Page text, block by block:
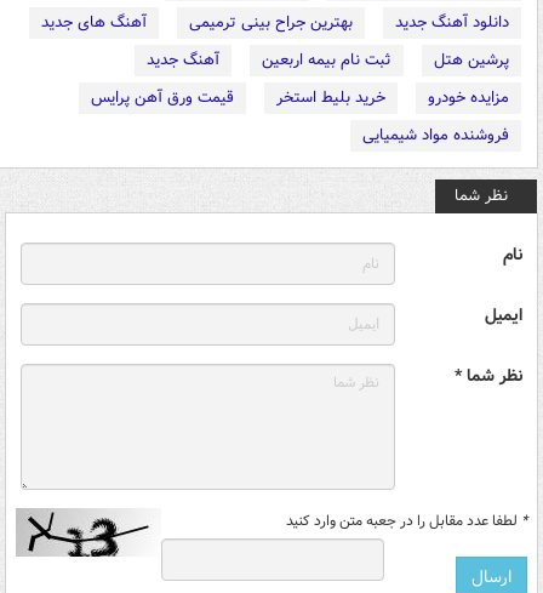
دانلود آهنگ جدید
بهترین جراح بینی ترمیمی
آهنگ های جدید
پرشین هتل
ثبت نام بیمه اربعین
آهنگ جدید
مزایده خودرو
خرید بلیط استخر
قیمت ورق آهن پرایس
فروشنده مواد شیمیایی
نظر شما
نام
ایمیل
نظر شما *
* لطفا عدد مقابل را در جعبه متن وارد کنید